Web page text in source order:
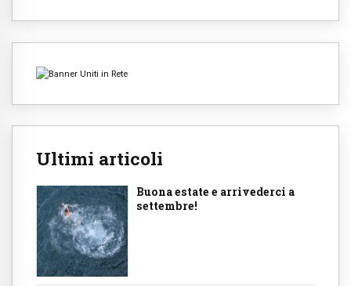
Ultimi articoli
Buona estate e arrivederci a
settembre!